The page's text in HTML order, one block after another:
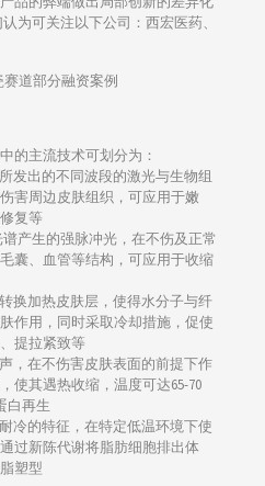
为可关注以下公司：西宏医药、
赛道部分融资案例
的主流技术可划分为：
发出的不同波段的激光与生物组
害周边皮肤组织，可应用于嫩
复等
产生的强脉冲光，在不伤及正常
囊、血管等结构，可应用于收缩
换加热皮肤层，使得水分子与纤
作用，同时采取冷却措施，促使
提拉紧致等
，在不伤害皮肤表面的前提下作
使其遇热收缩，温度可达65-70
白再生
冷的特征，在特定低温环境下使
过新陈代谢将脂肪细胞排出体
塑型